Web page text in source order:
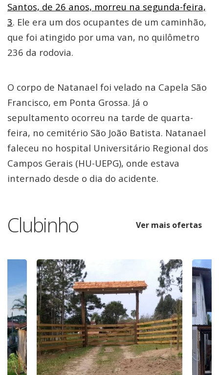
Santos, de 26 anos, morreu na segunda-feira,
3. Ele era um dos ocupantes de um caminhão,
que foi atingido por uma van, no quilômetro
236 da rodovia.
O corpo de Natanael foi velado na Capela São
Francisco, em Ponta Grossa. Já o
sepultamento ocorreu na tarde de quarta-
feira, no cemitério São João Batista. Natanael
faleceu no hospital Universitário Regional dos
Campos Gerais (HU-UEPG), onde estava
internado desde o dia do acidente.
Clubinho Ver mais ofertas